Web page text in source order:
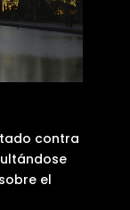
contra
el